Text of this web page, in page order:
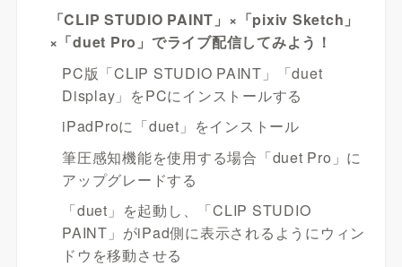
「CLIP STUDIO PAINT」×「pixiv Sketch」
×「duet Pro」でライブ配信してみよう！
PC版「CLIP STUDIO PAINT」「duet
Display」をPCにインストールする
iPadProに「duet」をインストール
筆圧感知機能を使用する場合「duet Pro」に
アップグレードする
「duet」を起動し、「CLIP STUDIO
PAINT」がiPad側に表示されるようにウィン
ドウを移動させる